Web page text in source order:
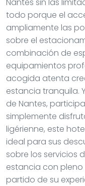
todo porque el
ampliamente las
sobre el
combinación de
equipamientos
acogida atenta
estancia tranquila.
de Nantes,
simplemente
ligérienne, este
ideal para sus
sobre los servicios
estancia con
partido de su